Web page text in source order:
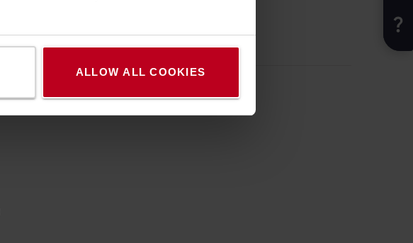
ALLOW ALL COOKIES